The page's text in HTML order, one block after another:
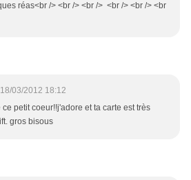
réas<br /> <br /> <br /> <br /> <br /> <br
18/03/2012 18:12
petit coeur!!j'adore et ta carte est très
gros bisous